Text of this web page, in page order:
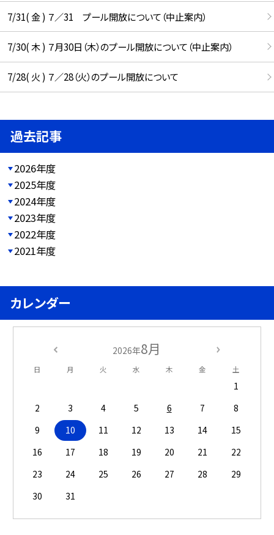
7/31( 金 ) ７／31 プール開放について（中止案内）
7/30( 木 ) ７月30日（木）のプール開放について（中止案内）
7/28( 火 ) ７／28（火）のプール開放について
過去記事
2026年度
2025年度
2024年度
2023年度
2022年度
2021年度
カレンダー
2026年8月
日 月 火 水 木 金 土
1
2
3 4 5 6 7
8
9
10 11 12 13 14
15
16
17 18 19 20 21
22
23
24 25 26 27 28
29
30
31